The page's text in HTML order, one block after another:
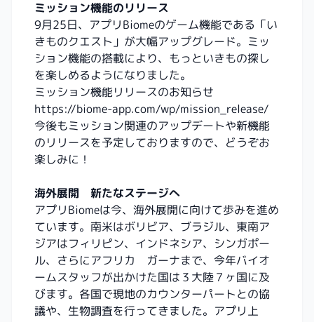
ミッション機能のリリース
9月25日、アプリBiomeのゲーム機能である「い
きものクエスト」が大幅アップグレード。ミッ
ション機能の搭載により、もっといきもの探し
を楽しめるようになりました。
ミッション機能リリースのお知らせ
https://biome-app.com/wp/mission_release/
今後もミッション関連のアップデートや新機能
のリリースを予定しておりますので、どうぞお
楽しみに！
海外展開 新たなステージへ
アプリBiomeは今、海外展開に向けて歩みを進め
ています。南米はボリビア、ブラジル、東南ア
ジアはフィリピン、インドネシア、シンガポー
ル、さらにアフリカ ガーナまで、今年バイオ
ームスタッフが出かけた国は ３大陸７ヶ国に及
びます。各国で現地のカウンターパートとの協
議や、生物調査を行ってきました。アプリ上